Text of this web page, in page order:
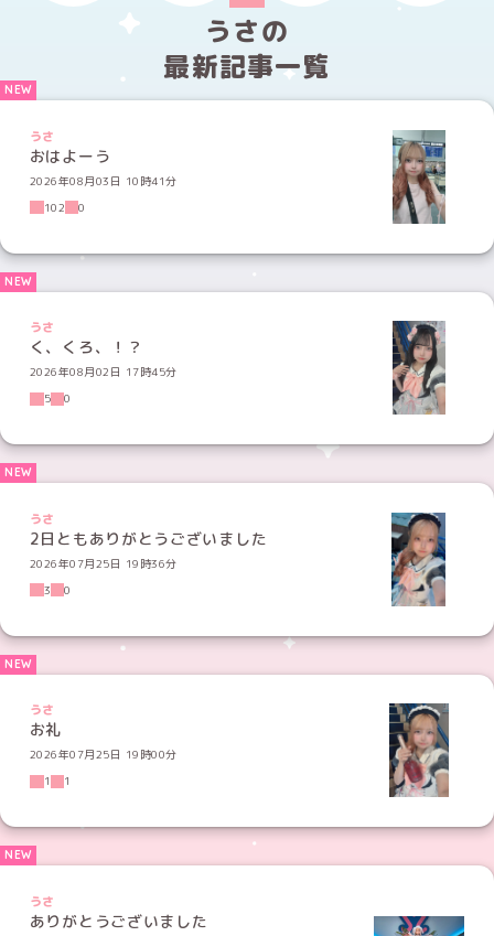
うさの
最新記事一覧
うさ
おはよーう
2026年08月03日 10時41分
102
0
うさ
く、くろ、！？
2026年08月02日 17時45分
5
0
うさ
2日ともありがとうございました
2026年07月25日 19時36分
3
0
うさ
お礼
2026年07月25日 19時00分
1
1
うさ
ありがとうございました